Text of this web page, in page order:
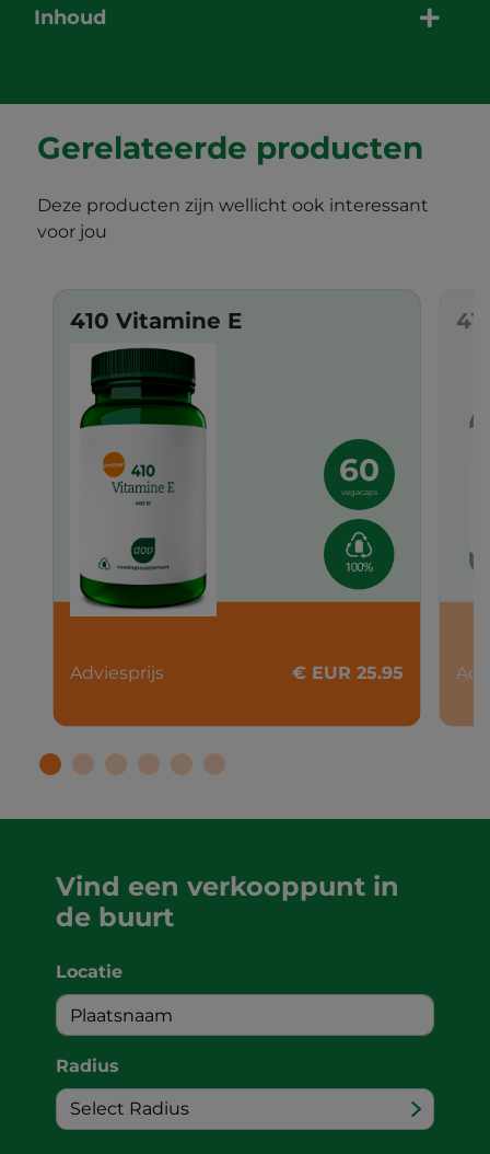
Inhoud
Gerelateerde producten
Deze producten zijn wellicht ook interessant
voor jou
410 Vitamine E
60
vegacaps
Adviesprijs € EUR 25.95
Vind een verkooppunt in
de buurt
Locatie
Radius